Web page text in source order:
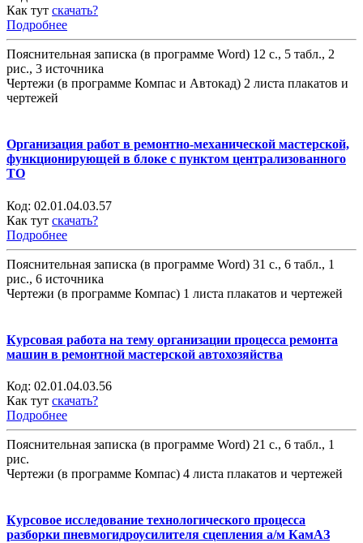
Как тут скачать?
Подробнее
Пояснительная записка (в программе Word) 12 с., 5 табл., 2
рис., 3 источника
Чертежи (в программе Компас и Автокад) 2 листа плакатов и
чертежей
Организация работ в ремонтно-механической мастерской,
функционирующей в блоке c пунктом централизованного
ТО
Код: 02.01.04.03.57
Как тут скачать?
Подробнее
Пояснительная записка (в программе Word) 31 с., 6 табл., 1
рис., 6 источника
Чертежи (в программе Компас) 1 листа плакатов и чертежей
Курсовая работа на тему организации процесса ремонта
машин в ремонтной мастерской автохозяйства
Код: 02.01.04.03.56
Как тут скачать?
Подробнее
Пояснительная записка (в программе Word) 21 с., 6 табл., 1
рис.
Чертежи (в программе Компас) 4 листа плакатов и чертежей
Курсовое исследование технологического процесса
разборки пневмогидроусилителя сцепления а/м КамАЗ